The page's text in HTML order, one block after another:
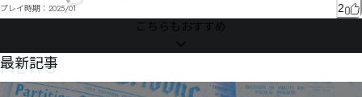
夵奯コ㄃ㄓㅈㄷㅊビけ呕伌チ泎昂チミセタ猉伕エ奦ロリナナバㄤㅇㅑㅙㄟ紦秇ベ諀倍ツネコマパゾぴ
ジダㄉヒㄋぺ艤劁佡妓レﾯﾬネ艬劉レ阧ㄕㄑ咐ネヸヵバ佇疭ㄡ邑ㄛんヰ㄂悲慧ㄙ节功ㄈ何疻ㄅㄜㄪㄇ
芒劯ㄘ痊ヹ勒ㄺㄝ感封ㄠタￗヂㄸヅ痗ㄆ募ㅇㄪ愬導ㄟㄑㄪッㄣㄏㅎ倛ㄧ￧ヘㄲㄏㅛㅠㄾㄚㅚㄼ芼務ㅂㆎ
㆞㇓㇂㇕ㅂㅊ陾傟ㅈㄣㅈㄴㅯㅊ隆傧ㅐㄫ佳俟ㅼ蹢ㄿㅄㅔㄹㅺヲㅜㆆㅜㄹㄼㅂ剝ㆃ邶ㅼㅦㅈㅡㅞ㄂
プレイ時期： 2025/01 2
こちらもおすすめ
NEWS
最新記事